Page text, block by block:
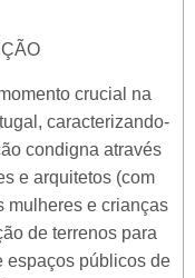
crucial na
caracterizando-
condigna através
e arquitetos (com
mulheres e crianças
de terrenos para
espaços públicos de